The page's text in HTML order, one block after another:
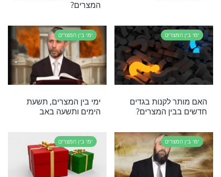
לימי בין
ז' אב
האם מותר להתחתן בימי בין
המצרים? ומה הם הימים
האלו?
ימי בין המצרים